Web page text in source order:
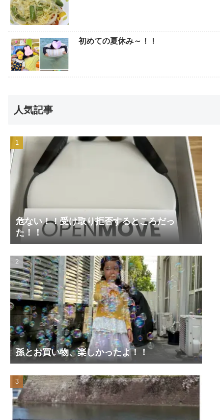
初めての夏休み～！！
人気記事
危ない！！受け取り拒否するところだっ
た！！
孫とお買い物、楽しかったよ！！